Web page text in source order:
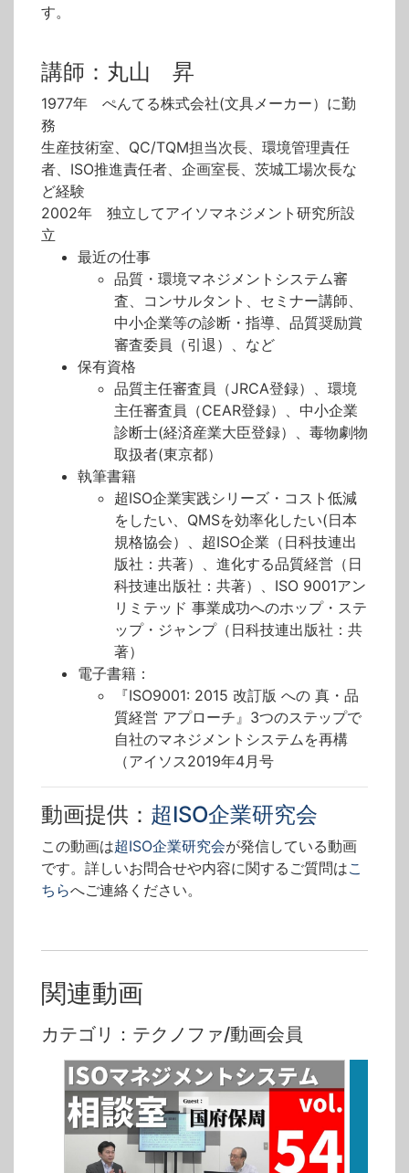
す。
講師：丸山 昇
1977年 ぺんてる株式会社(文具メーカー）に勤
務
生産技術室、QC/TQM担当次長、環境管理責任
者、ISO推進責任者、企画室長、茨城工場次長な
ど経験
2002年 独立してアイソマネジメント研究所設
立
最近の仕事
品質・環境マネジメントシステム審
査、コンサルタント、セミナー講師、
中小企業等の診断・指導、品質奨励賞
審査委員（引退）、など
保有資格
品質主任審査員（JRCA登録）、環境
主任審査員（CEAR登録）、中小企業
診断士(経済産業大臣登録）、毒物劇物
取扱者(東京都）
執筆書籍
超ISO企業実践シリーズ・コスト低減
をしたい、QMSを効率化したい(日本
規格協会）、超ISO企業（日科技連出
版社：共著）、進化する品質経営（日
科技連出版社：共著）、ISO 9001アン
リミテッド 事業成功へのホップ・ステ
ップ・ジャンプ（日科技連出版社：共
著）
電子書籍：
『ISO9001: 2015 改訂版 への 真・品
質経営 アプローチ』3つのステップで
自社のマネジメントシステムを再構
（アイソス2019年4月号
動画提供： 超ISO企業研究会
この動画は超ISO企業研究会が発信している動画
です。詳しいお問合せや内容に関するご質問はこ
ちらへご連絡ください。
関連動画
カテゴリ：テクノファ/動画会員